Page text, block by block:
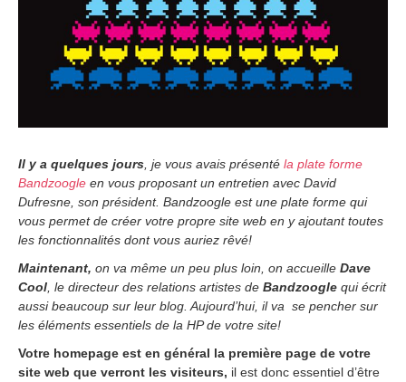
0
1
4
Il y a quelques jours , je vous avais présenté la plate forme
Bandzoogle en vous proposant un entretien avec David
Dufresne, son président. Bandzoogle est une plate forme qui
vous permet de créer votre propre site web en y ajoutant toutes
les fonctionnalités dont vous auriez rêvé!
Maintenant, on va même un peu plus loin, on accueille Dave
Cool , le directeur des relations artistes de Bandzoogle qui écrit
aussi beaucoup sur leur blog. Aujourd’hui, il va se pencher sur
les éléments essentiels de la HP de votre site!
Votre homepage est en général la première page de votre
site web que verront les visiteurs, il est donc essentiel d’être